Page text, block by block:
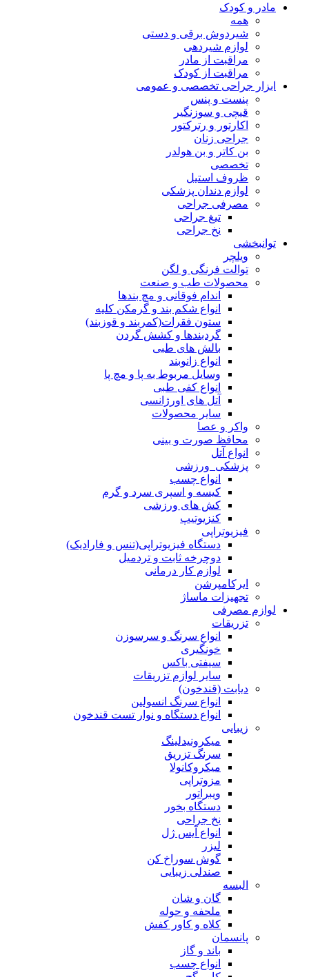
مادر و کودک
همه
شیردوش برقی و دستی
لوازم شیردهی
مراقبت از مادر
مراقبت از کودک
ابزار جراحی تخصصی و عمومی
پنست و پنس
قیچی و سوزنگیر
اکارتور و رترکتور
جراحی زنان
بن کاتر و بن هولدر
تخصصی
ظروف استیل
لوازم دندان پزشکی
مصرفی جراحی
تیغ جراحی
نخ جراحی
توانبخشی
ویلچر
توالت فرنگی و لگن
محصولات طب و صنعت
اندام فوقانی و مچ بندها
انواع شکم بند و گرمکن کلیه
ستون فقرات(کمربند و قوزبند)
گردبندها و کشش گردن
بالش های طبی
انواع زانوبند
وسایل مربوط به پا و مچ پا
انواع کفی طبی
آتل های اورژانسی
سایر محصولات
واکر و عصا
محافظ صورت و بینی
انواع آتل
پزشکی_ورزشی
انواع چسب
کیسه و اسپری سرد و گرم
کش های ورزشی
کنزیوتیپ
فیزیوتراپی
دستگاه فیزیوتراپی(تنس و فارادیک)
دوچرخه ثابت و تردمیل
لوازم کار درمانی
ایرکامپرشن
تجهیزات ماساژ
لوازم مصرفی
تزریقات
انواع سرنگ و سرسوزن
خونگیری
سیفتی باکس
سایر لوازم تزریقات
دیابت (قندخون)
انواع سرنگ انسولین
انواع دستگاه و نوار تست قندخون
زیبایی
میکرونیدلینگ
سرنگ تزریق
میکروکانولا
مزوتراپی
ویبراتور
دستگاه بخور
نخ جراحی
انواع آیس ژل
لیزر
گوش سوراخ کن
صندلی زیبایی
البسه
گان و شان
ملحفه و حوله
کلاه و کاور کفش
پانسمان
باند و گاز
انواع چسب